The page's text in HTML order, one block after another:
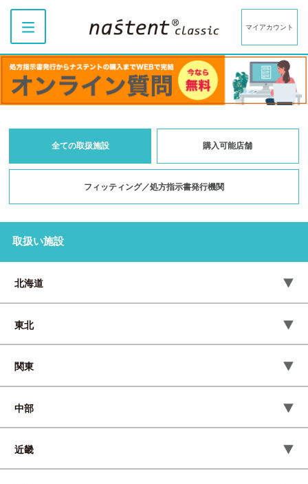
マイアカウント
全ての取扱施設 購入可能店舗
フィッティング／処方指示書発行機関
取扱い施設
北海道
東北
関東
中部
近畿